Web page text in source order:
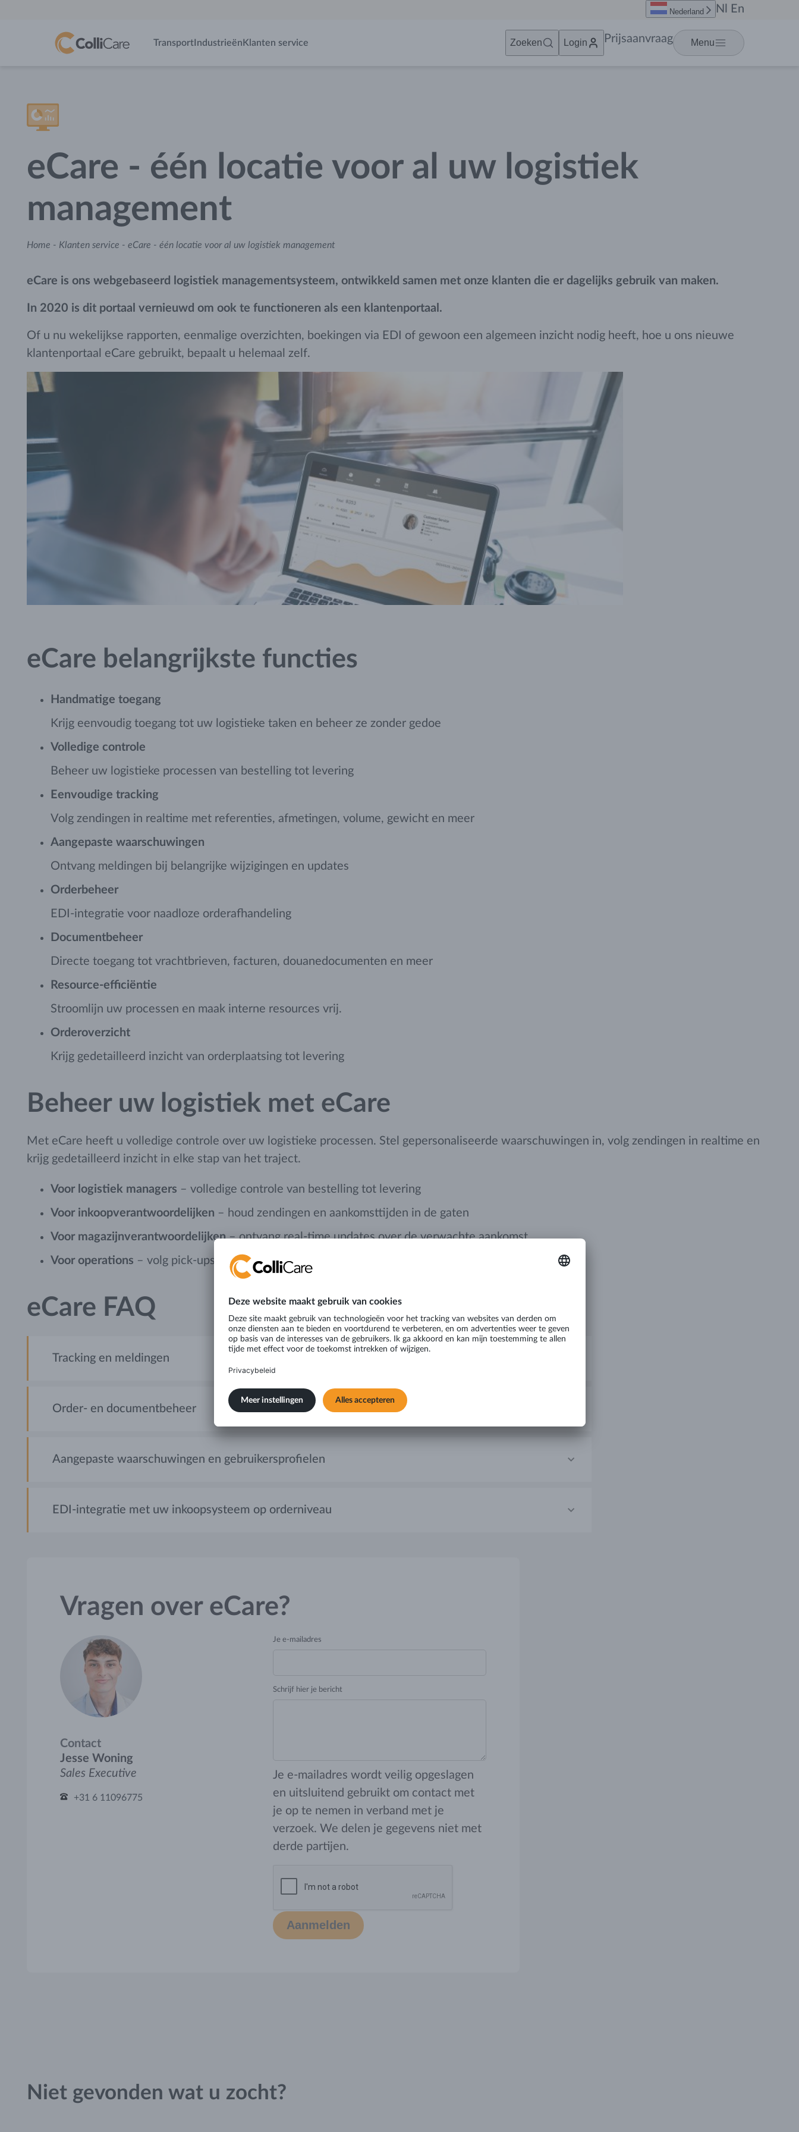
TransportIndustrieën Klanten service Zoeken Login Prijsaanvraag Menu
Nederland Nl En
eCare - één locatie voor al uw logistiek
management
Home - Klanten service - eCare - één locatie voor al uw logistiek management
eCare is ons webgebaseerd logistiek managementsysteem, ontwikkeld samen met onze klanten die er dagelijks gebruik van maken.
In 2020 is dit portaal vernieuwd om ook te functioneren als een klantenportaal.
Of u nu wekelijkse rapporten, eenmalige overzichten, boekingen via EDI of gewoon een algemeen inzicht nodig heeft, hoe u ons nieuwe
klantenportaal eCare gebruikt, bepaalt u helemaal zelf.
eCare belangrijkste functies
Handmatige toegang
Krijg eenvoudig toegang tot uw logistieke taken en beheer ze zonder gedoe
Volledige controle
Beheer uw logistieke processen van bestelling tot levering
Eenvoudige tracking
Volg zendingen in realtime met referenties, afmetingen, volume, gewicht en meer
Aangepaste waarschuwingen
Ontvang meldingen bij belangrijke wijzigingen en updates
Orderbeheer
EDI-integratie voor naadloze orderafhandeling
Documentbeheer
Directe toegang tot vrachtbrieven, facturen, douanedocumenten en meer
Resource-efficiëntie
Stroomlijn uw processen en maak interne resources vrij.
Orderoverzicht
Krijg gedetailleerd inzicht van orderplaatsing tot levering
Beheer uw logistiek met eCare
Met eCare heeft u volledige controle over uw logistieke processen. Stel gepersonaliseerde waarschuwingen in, volg zendingen in realtime en
krijg gedetailleerd inzicht in elke stap van het traject.
Voor logistiek managers – volledige controle van bestelling tot levering
Voor inkoopverantwoordelijken – houd zendingen en aankomsttijden in de gaten
Voor magazijnverantwoordelijken– ontvang real-time updates over de verwachte aankomst
Voor operations – volg pick-ups en zendingen
eCare FAQ
Tracking en meldingen
Order- en documentbeheer
Aangepaste waarschuwingen en gebruikersprofielen
EDI-integratie met uw inkoopsysteem op orderniveau
Vragen over eCare?
Contact
Jesse Woning
Sales Executive
+31 6 11096775
Je e-mailadres
Schrijf hier je bericht
Je e-mailadres wordt veilig opgeslagen
en uitsluitend gebruikt om contact met
je op te nemen in verband met je
verzoek. We delen je gegevens niet met
derde partijen.
Aanmelden
Niet gevonden wat u zocht?